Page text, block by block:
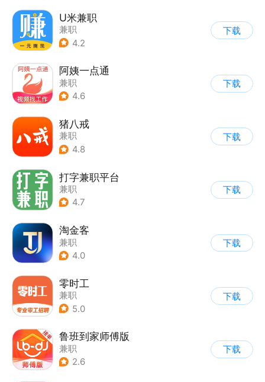
U米兼职
兼职
4.2
下载
阿姨一点通
兼职
4.6
下载
猪八戒
兼职
4.8
下载
打字兼职平台
兼职
4.7
下载
淘金客
兼职
4.0
下载
零时工
兼职
5.0
下载
鲁班到家师傅版
兼职
2.6
下载